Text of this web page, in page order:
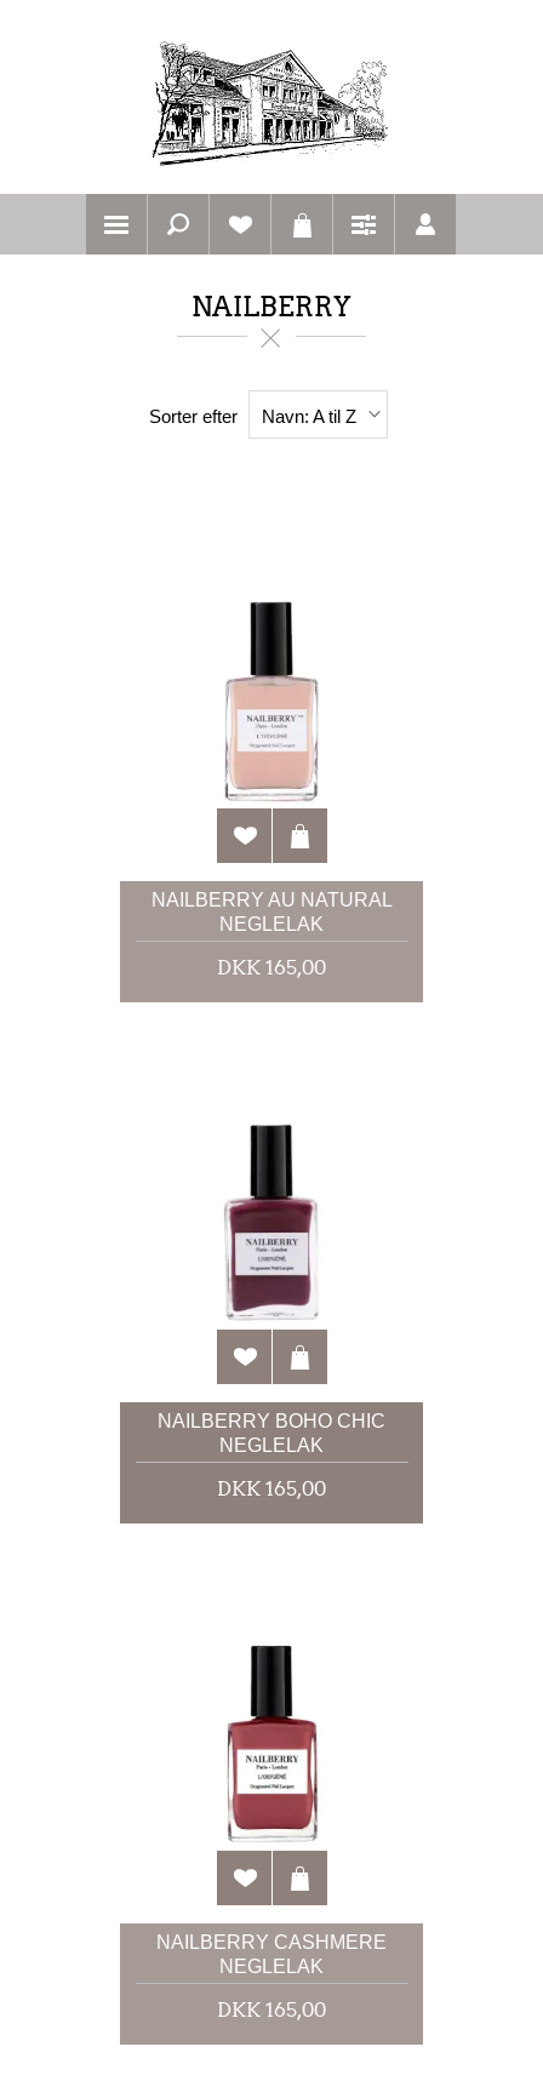
NAILBERRY
Sorter efter Navn: A til Z
NAILBERRY AU NATURAL
NEGLELAK
DKK 165,00
NAILBERRY BOHO CHIC
NEGLELAK
DKK 165,00
NAILBERRY CASHMERE
NEGLELAK
DKK 165,00